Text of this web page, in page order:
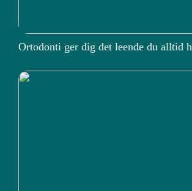
Ortodonti ger dig det leende du alltid